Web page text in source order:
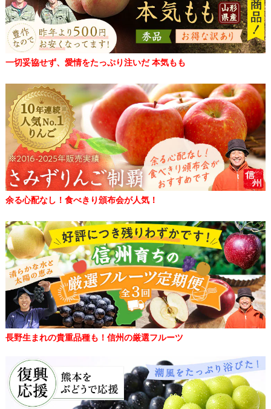
一切妥協せず、愛情をたっぷり注いだ 本気もも
余る心配なし！食べきり頒布会が人気！
長野生まれの貴重品種も！信州の厳選フルーツ